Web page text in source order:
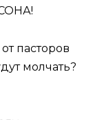
пасторов
молчать?